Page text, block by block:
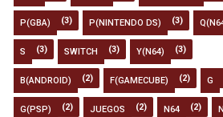
P(GBA) (3) P(NINTENDO DS) (3)
S (3) SWITCH (3) Y(N64) (3)
B(ANDROID) (2) F(GAMECUBE) (2) G
G(PSP) (2) JUEGOS (2) N64 (2)